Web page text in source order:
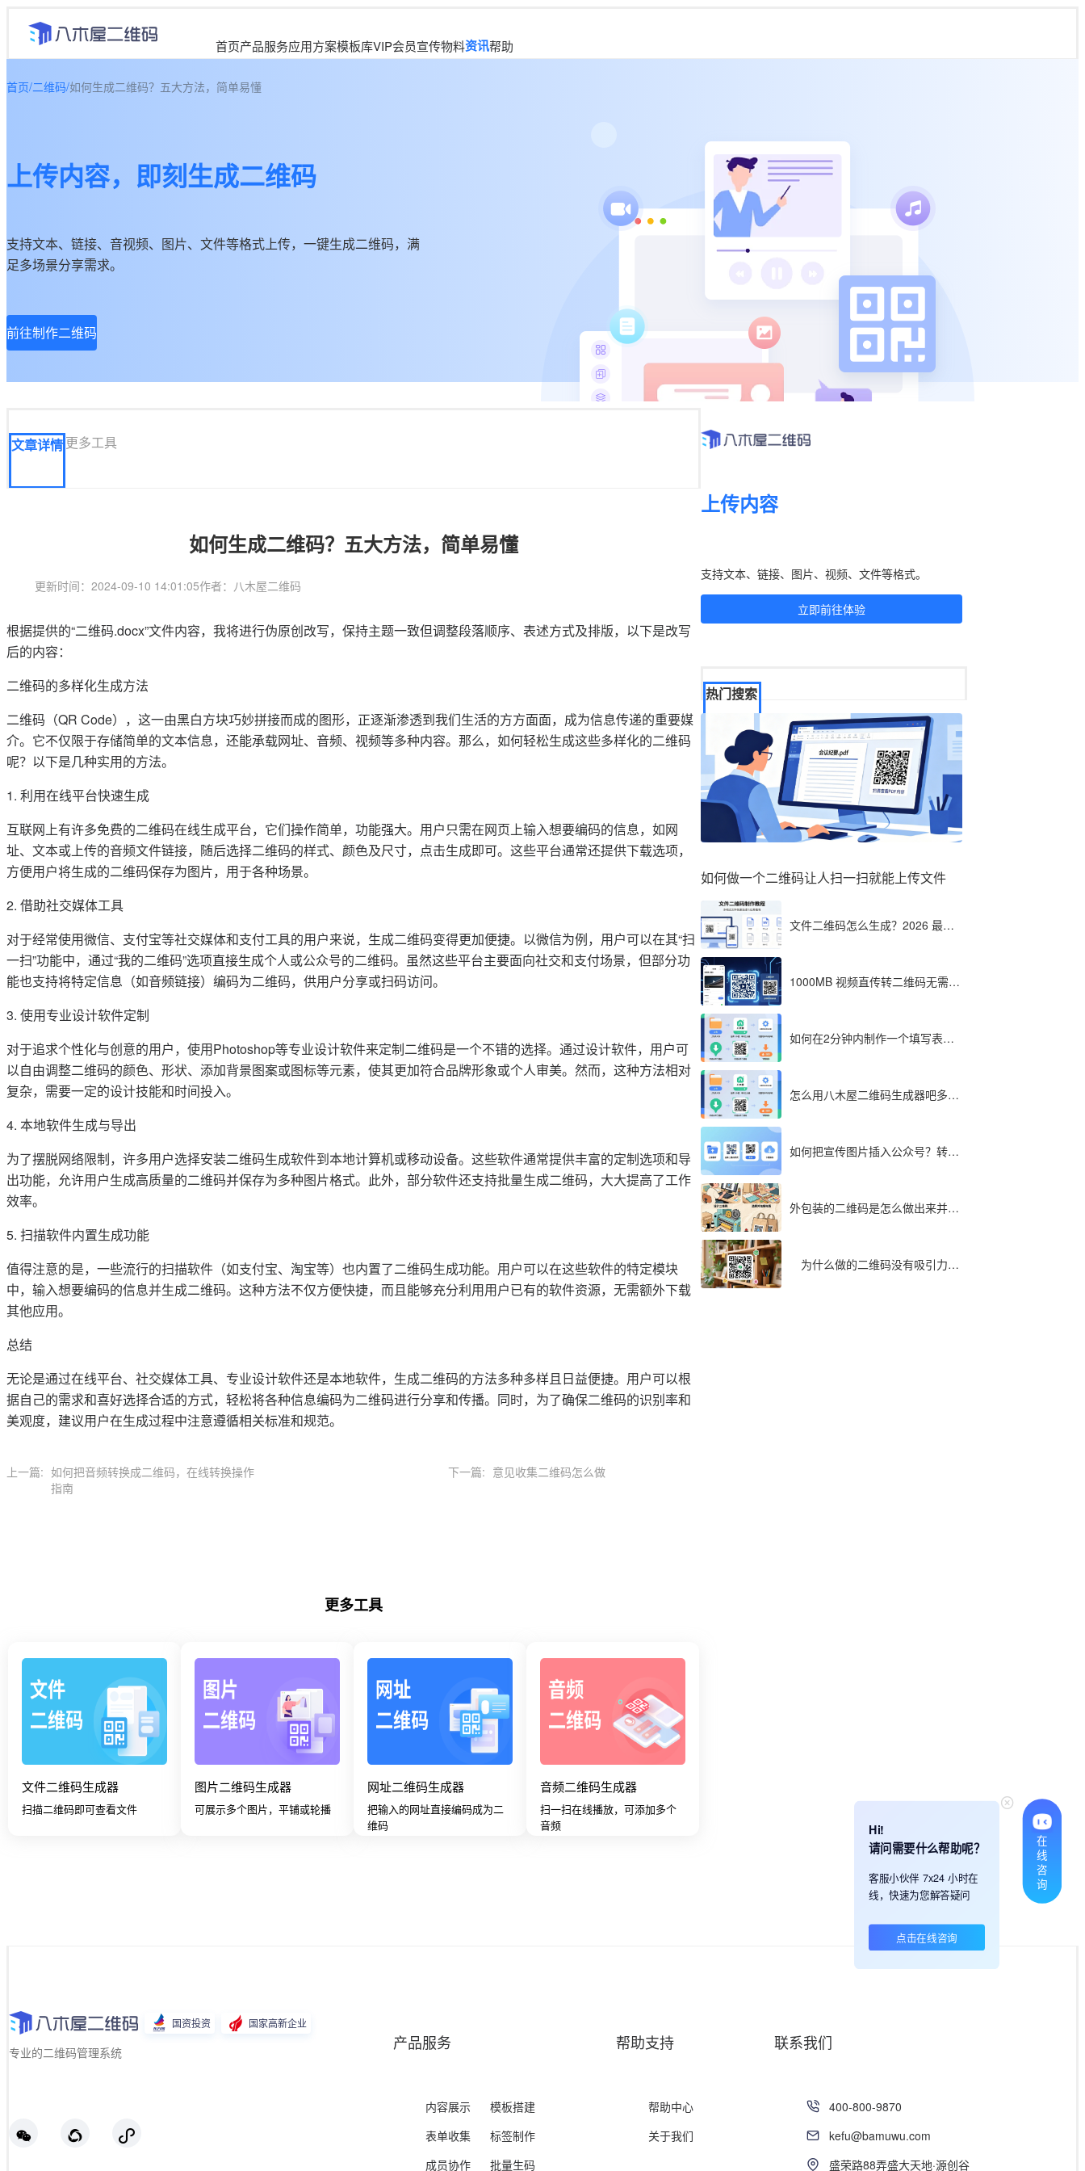
首页产品服务应用方案模板库VIP会员宣传物料资讯帮助
首页/二维码/如何生成二维码？五大方法，简单易懂
上传内容，即刻生成二维码
支持文本、链接、音视频、图片、文件等格式上传，一键生成二维码，满
足多场景分享需求。
前往制作二维码
文章详情更多工具
如何生成二维码？五大方法，简单易懂
更新时间：2024-09-10 14:01:05作者：八木屋二维码
根据提供的“二维码.docx”文件内容，我将进行伪原创改写，保持主题一致但调整段落顺序、表述方式及排版，以下是改写
后的内容：
二维码的多样化生成方法
二维码（QR Code），这一由黑白方块巧妙拼接而成的图形，正逐渐渗透到我们生活的方方面面，成为信息传递的重要媒
介。它不仅限于存储简单的文本信息，还能承载网址、音频、视频等多种内容。那么，如何轻松生成这些多样化的二维码
呢？以下是几种实用的方法。
1. 利用在线平台快速生成
互联网上有许多免费的二维码在线生成平台，它们操作简单，功能强大。用户只需在网页上输入想要编码的信息，如网
址、文本或上传的音频文件链接，随后选择二维码的样式、颜色及尺寸，点击生成即可。这些平台通常还提供下载选项，
方便用户将生成的二维码保存为图片，用于各种场景。
2. 借助社交媒体工具
对于经常使用微信、支付宝等社交媒体和支付工具的用户来说，生成二维码变得更加便捷。以微信为例，用户可以在其“扫
一扫”功能中，通过“我的二维码”选项直接生成个人或公众号的二维码。虽然这些平台主要面向社交和支付场景，但部分功
能也支持将特定信息（如音频链接）编码为二维码，供用户分享或扫码访问。
3. 使用专业设计软件定制
对于追求个性化与创意的用户，使用Photoshop等专业设计软件来定制二维码是一个不错的选择。通过设计软件，用户可
以自由调整二维码的颜色、形状、添加背景图案或图标等元素，使其更加符合品牌形象或个人审美。然而，这种方法相对
复杂，需要一定的设计技能和时间投入。
4. 本地软件生成与导出
为了摆脱网络限制，许多用户选择安装二维码生成软件到本地计算机或移动设备。这些软件通常提供丰富的定制选项和导
出功能，允许用户生成高质量的二维码并保存为多种图片格式。此外，部分软件还支持批量生成二维码，大大提高了工作
效率。
5. 扫描软件内置生成功能
值得注意的是，一些流行的扫描软件（如支付宝、淘宝等）也内置了二维码生成功能。用户可以在这些软件的特定模块
中，输入想要编码的信息并生成二维码。这种方法不仅方便快捷，而且能够充分利用用户已有的软件资源，无需额外下载
其他应用。
总结
无论是通过在线平台、社交媒体工具、专业设计软件还是本地软件，生成二维码的方法多种多样且日益便捷。用户可以根
据自己的需求和喜好选择合适的方式，轻松将各种信息编码为二维码进行分享和传播。同时，为了确保二维码的识别率和
美观度，建议用户在生成过程中注意遵循相关标准和规范。
上一篇: 如何把音频转换成二维码，在线转换操作
指南
下一篇: 意见收集二维码怎么做
更多工具
文件二维码生成器
扫描二维码即可查看文件
图片二维码生成器
可展示多个图片，平铺或轮播
网址二维码生成器
把输入的网址直接编码成为二
维码
音频二维码生成器
扫一扫在线播放，可添加多个
音频
上传内容
立刻生成二维码！
支持文本、链接、图片、视频、文件等格式。
立即前往体验
热门搜索
如何做一个二维码让人扫一扫就能上传文件
文件二维码怎么生成？2026 最全
1000MB 视频直传转二维码无需压
如何在2分钟内制作一个填写表格
怎么用八木屋二维码生成器吧多个
如何把宣传图片插入公众号？转为
外包装的二维码是怎么做出来并印
为什么做的二维码没有吸引力，
国资投资 国家高新企业
专业的二维码管理系统
产品服务
内容展示
模板搭建
表单收集
标签制作
成员协作
批量生码
帮助支持
帮助中心
关于我们
联系我们
400-800-9870
kefu@bamuwu.com
盛荣路88弄盛大天地·源创谷
Hi!
请问需要什么帮助呢？
客服小伙伴 7x24 小时在
线，快速为您解答疑问
点击在线咨询
在
线
咨
询